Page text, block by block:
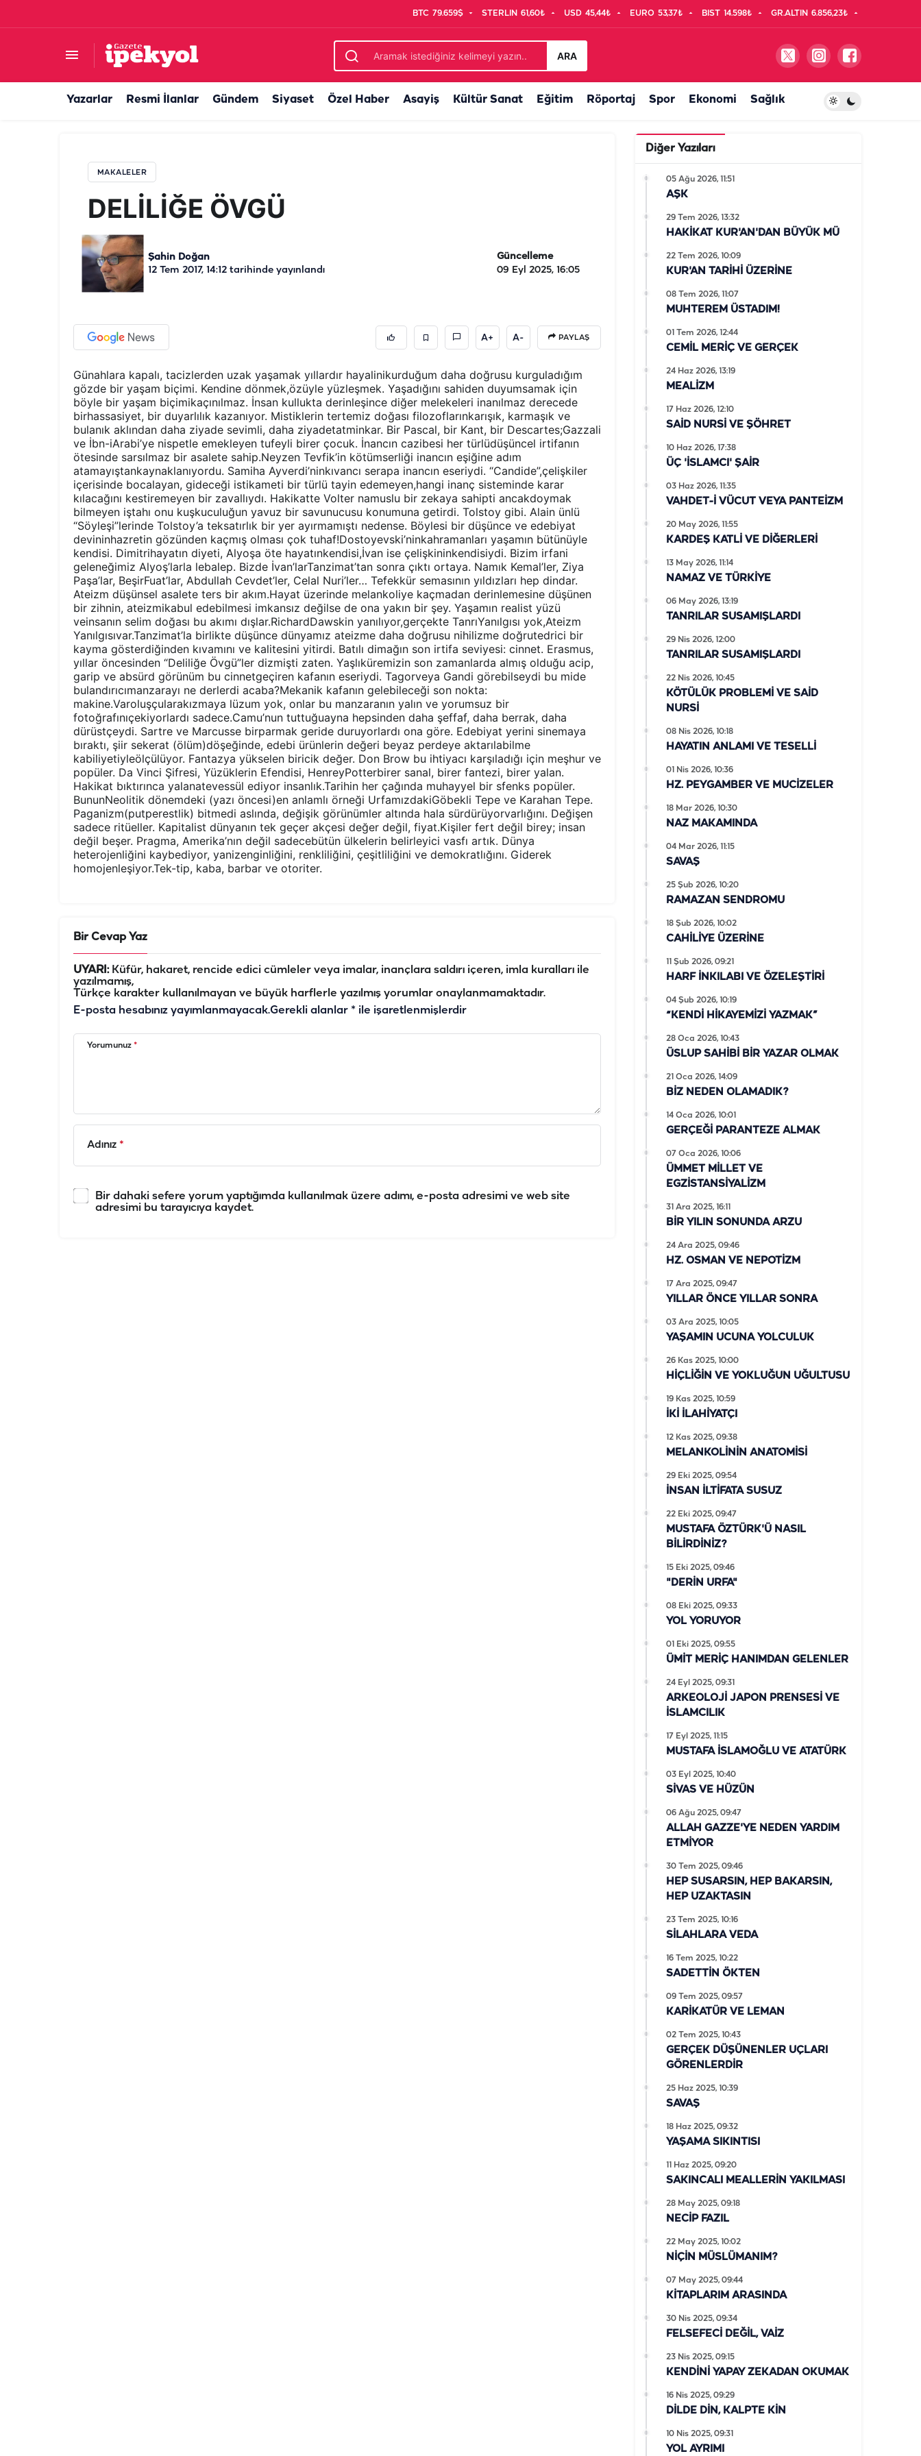
BTC 79.659$ STERLIN 61,60₺ USD 45,44₺ EURO 53,37₺ BIST 14.598₺ GR.ALTIN 6.856,23₺
ARA
Yazarlar Resmi İlanlar Gündem Siyaset Özel Haber Asayiş Kültür Sanat Eğitim Röportaj Spor Ekonomi Sağlık
MAKALELER
DELİLİĞE ÖVGÜ
Şahin Doğan
12 Tem 2017, 14:12 tarihinde yayınlandı
Güncelleme
09 Eyl 2025, 16:05
A+ A- PAYLAŞ
Günahlara kapalı, tacizlerden uzak yaşamak yıllardır hayalinikurduğum daha doğrusu kurguladığım
gözde bir yaşam biçimi. Kendine dönmek,özüyle yüzleşmek. Yaşadığını sahiden duyumsamak için
böyle bir yaşam biçimikaçınılmaz. İnsan kullukta derinleşince diğer melekeleri inanılmaz derecede
birhassasiyet, bir duyarlılık kazanıyor. Mistiklerin tertemiz doğası filozoflarınkarışık, karmaşık ve
bulanık aklından daha ziyade sevimli, daha ziyadetatminkar. Bir Pascal, bir Kant, bir Descartes;Gazzali
ve İbn-iArabi’ye nispetle emekleyen tufeyli birer çocuk. İnancın cazibesi her türlüdüşüncel irtifanın
ötesinde sarsılmaz bir asalete sahip.Neyzen Tevfik’in kötümserliği inancın eşiğine adım
atamayıştankaynaklanıyordu. Samiha Ayverdi’ninkıvancı serapa inancın eseriydi. “Candide”,çelişkiler
içerisinde bocalayan, gideceği istikameti bir türlü tayin edemeyen,hangi inanç sisteminde karar
kılacağını kestiremeyen bir zavallıydı. Hakikatte Volter namuslu bir zekaya sahipti ancakdoymak
bilmeyen iştahı onu kuşkuculuğun yavuz bir savunucusu konumuna getirdi. Tolstoy gibi. Alain ünlü
“Söyleşi”lerinde Tolstoy’a teksatırlık bir yer ayırmamıştı nedense. Böylesi bir düşünce ve edebiyat
devininhazretin gözünden kaçmış olması çok tuhaf!Dostoyevski’ninkahramanları yaşamın bütünüyle
kendisi. Dimitrihayatın diyeti, Alyoşa öte hayatınkendisi,İvan ise çelişkininkendisiydi. Bizim irfani
geleneğimiz Alyoş’larla lebalep. Bizde İvan’larTanzimat’tan sonra çıktı ortaya. Namık Kemal’ler, Ziya
Paşa’lar, BeşirFuat’lar, Abdullah Cevdet’ler, Celal Nuri’ler… Tefekkür semasının yıldızları hep dindar.
Ateizm düşünsel asalete ters bir akım.Hayat üzerinde melankoliye kaçmadan derinlemesine düşünen
bir zihnin, ateizmikabul edebilmesi imkansız değilse de ona yakın bir şey. Yaşamın realist yüzü
veinsanın selim doğası bu akımı dışlar.RichardDawskin yanılıyor,gerçekte TanrıYanılgısı yok,Ateizm
Yanılgısıvar.Tanzimat’la birlikte düşünce dünyamız ateizme daha doğrusu nihilizme doğrutedrici bir
kayma gösterdiğinden kıvamını ve kalitesini yitirdi. Batılı dimağın son irtifa seviyesi: cinnet. Erasmus,
yıllar öncesinden “Deliliğe Övgü”ler dizmişti zaten. Yaşlıküremizin son zamanlarda almış olduğu acip,
garip ve absürd görünüm bu cinnetgeçiren kafanın eseriydi. Tagorveya Gandi görebilseydi bu mide
bulandırıcımanzarayı ne derlerdi acaba?Mekanik kafanın gelebileceği son nokta:
makine.Varoluşçularakızmaya lüzum yok, onlar bu manzaranın yalın ve yorumsuz bir
fotoğrafınıçekiyorlardı sadece.Camu’nun tuttuğuayna hepsinden daha şeffaf, daha berrak, daha
dürüstçeydi. Sartre ve Marcusse birparmak geride duruyorlardı ona göre. Edebiyat yerini sinemaya
bıraktı, şiir sekerat (ölüm)döşeğinde, edebi ürünlerin değeri beyaz perdeye aktarılabilme
kabiliyetiyleölçülüyor. Fantazya yükselen biricik değer. Don Brow bu ihtiyacı karşıladığı için meşhur ve
popüler. Da Vinci Şifresi, Yüzüklerin Efendisi, HenreyPotterbirer sanal, birer fantezi, birer yalan.
Hakikat bıktırınca yalanatevessül ediyor insanlık.Tarihin her çağında muhayyel bir sfenks popüler.
BununNeolitik dönemdeki (yazı öncesi)en anlamlı örneği UrfamızdakiGöbekli Tepe ve Karahan Tepe.
Paganizm(putperestlik) bitmedi aslında, değişik görünümler altında hala sürdürüyorvarlığını. Değişen
sadece ritüeller. Kapitalist dünyanın tek geçer akçesi değer değil, fiyat.Kişiler fert değil birey; insan
değil beşer. Pragma, Amerika’nın değil sadecebütün ülkelerin belirleyici vasfı artık. Dünya
heterojenliğini kaybediyor, yanizenginliğini, renkliliğini, çeşitliliğini ve demokratlığını. Giderek
homojenleşiyor.Tek-tip, kaba, barbar ve otoriter.
Bir Cevap Yaz
UYARI:Küfür, hakaret, rencide edici cümleler veya imalar, inançlara saldırı içeren, imla kuralları ile
yazılmamış,
Türkçe karakter kullanılmayan ve büyük harflerle yazılmış yorumlar onaylanmamaktadır.
E-posta hesabınız yayımlanmayacak.Gerekli alanlar * ile işaretlenmişlerdir
Yorumunuz *
Adınız *
Bir dahaki sefere yorum yaptığımda kullanılmak üzere adımı, e-posta adresimi ve web site
adresimi bu tarayıcıya kaydet.
Diğer Yazıları
AŞK
05 Ağu 2026, 11:51
HAKİKAT KUR'AN'DAN BÜYÜK MÜ
29 Tem 2026, 13:32
KUR'AN TARİHİ ÜZERİNE
22 Tem 2026, 10:09
MUHTEREM ÜSTADIM!
08 Tem 2026, 11:07
CEMİL MERİÇ VE GERÇEK
01 Tem 2026, 12:44
MEALİZM
24 Haz 2026, 13:19
SAİD NURSİ VE ŞÖHRET
17 Haz 2026, 12:10
ÜÇ 'İSLAMCI' ŞAİR
10 Haz 2026, 17:38
VAHDET-İ VÜCUT VEYA PANTEİZM
03 Haz 2026, 11:35
KARDEŞ KATLİ VE DİĞERLERİ
20 May 2026, 11:55
NAMAZ VE TÜRKİYE
13 May 2026, 11:14
TANRILAR SUSAMIŞLARDI
06 May 2026, 13:19
TANRILAR SUSAMIŞLARDI
29 Nis 2026, 12:00
KÖTÜLÜK PROBLEMİ VE SAİD
NURSİ
22 Nis 2026, 10:45
HAYATIN ANLAMI VE TESELLİ
08 Nis 2026, 10:18
HZ. PEYGAMBER VE MUCİZELER
01 Nis 2026, 10:36
NAZ MAKAMINDA
18 Mar 2026, 10:30
SAVAŞ
04 Mar 2026, 11:15
RAMAZAN SENDROMU
25 Şub 2026, 10:20
CAHİLİYE ÜZERİNE
18 Şub 2026, 10:02
HARF İNKILABI VE ÖZELEŞTİRİ
11 Şub 2026, 09:21
“KENDİ HİKAYEMİZİ YAZMAK”
04 Şub 2026, 10:19
ÜSLUP SAHİBİ BİR YAZAR OLMAK
28 Oca 2026, 10:43
BİZ NEDEN OLAMADIK?
21 Oca 2026, 14:09
GERÇEĞİ PARANTEZE ALMAK
14 Oca 2026, 10:01
ÜMMET MİLLET VE
EGZİSTANSİYALİZM
07 Oca 2026, 10:06
BİR YILIN SONUNDA ARZU
31 Ara 2025, 16:11
HZ. OSMAN VE NEPOTİZM
24 Ara 2025, 09:46
YILLAR ÖNCE YILLAR SONRA
17 Ara 2025, 09:47
YAŞAMIN UCUNA YOLCULUK
03 Ara 2025, 10:05
HİÇLİĞİN VE YOKLUĞUN UĞULTUSU
26 Kas 2025, 10:00
İKİ İLAHİYATÇI
19 Kas 2025, 10:59
MELANKOLİNİN ANATOMİSİ
12 Kas 2025, 09:38
İNSAN İLTİFATA SUSUZ
29 Eki 2025, 09:54
MUSTAFA ÖZTÜRK'Ü NASIL
BİLİRDİNİZ?
22 Eki 2025, 09:47
"DERİN URFA"
15 Eki 2025, 09:46
YOL YORUYOR
08 Eki 2025, 09:33
ÜMİT MERİÇ HANIMDAN GELENLER
01 Eki 2025, 09:55
ARKEOLOJİ JAPON PRENSESİ VE
İSLAMCILIK
24 Eyl 2025, 09:31
MUSTAFA İSLAMOĞLU VE ATATÜRK
17 Eyl 2025, 11:15
SİVAS VE HÜZÜN
03 Eyl 2025, 10:40
ALLAH GAZZE'YE NEDEN YARDIM
ETMİYOR
06 Ağu 2025, 09:47
HEP SUSARSIN, HEP BAKARSIN,
HEP UZAKTASIN
30 Tem 2025, 09:46
SİLAHLARA VEDA
23 Tem 2025, 10:16
SADETTİN ÖKTEN
16 Tem 2025, 10:22
KARİKATÜR VE LEMAN
09 Tem 2025, 09:57
GERÇEK DÜŞÜNENLER UÇLARI
GÖRENLERDİR
02 Tem 2025, 10:43
SAVAŞ
25 Haz 2025, 10:39
YAŞAMA SIKINTISI
18 Haz 2025, 09:32
SAKINCALI MEALLERİN YAKILMASI
11 Haz 2025, 09:20
NECİP FAZIL
28 May 2025, 09:18
NİÇİN MÜSLÜMANIM?
22 May 2025, 10:02
KİTAPLARIM ARASINDA
07 May 2025, 09:44
FELSEFECİ DEĞİL, VAİZ
30 Nis 2025, 09:34
KENDİNİ YAPAY ZEKADAN OKUMAK
23 Nis 2025, 09:15
DİLDE DİN, KALPTE KİN
16 Nis 2025, 09:29
YOL AYRIMI
10 Nis 2025, 09:31